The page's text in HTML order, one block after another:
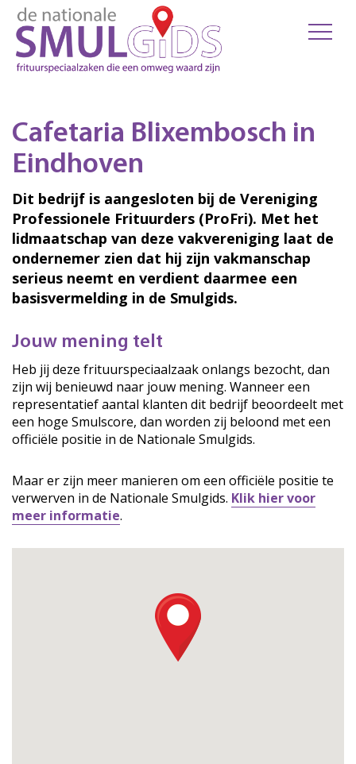
Cafetaria Blixembosch in
Eindhoven
Dit bedrijf is aangesloten bij de Vereniging
Professionele Frituurders (ProFri). Met het
lidmaatschap van deze vakvereniging laat de
ondernemer zien dat hij zijn vakmanschap
serieus neemt en verdient daarmee een
basisvermelding in de Smulgids.
Jouw mening telt
Heb jij deze frituurspeciaalzaak onlangs bezocht, dan
zijn wij benieuwd naar jouw mening. Wanneer een
representatief aantal klanten dit bedrijf beoordeelt met
een hoge Smulscore, dan worden zij beloond met een
officiële positie in de Nationale Smulgids.
Maar er zijn meer manieren om een officiële positie te
verwerven in de Nationale Smulgids. Klik hier voor
meer informatie.